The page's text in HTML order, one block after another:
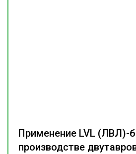
Применение LVL (ЛВЛ)-
производстве